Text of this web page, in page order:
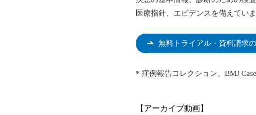
医療指針、エビデンスを備えていま
無料トライアル・資料請求
* 症例報告コレクション、BMJ
【アーカイブ動画】